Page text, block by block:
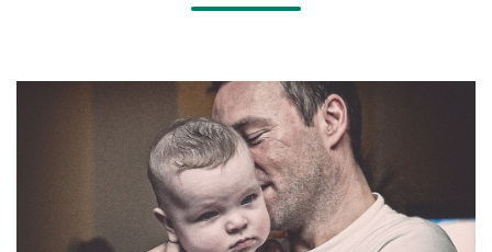
MIS RETOS SOLIDARIOS
CERRAR SESIÓN